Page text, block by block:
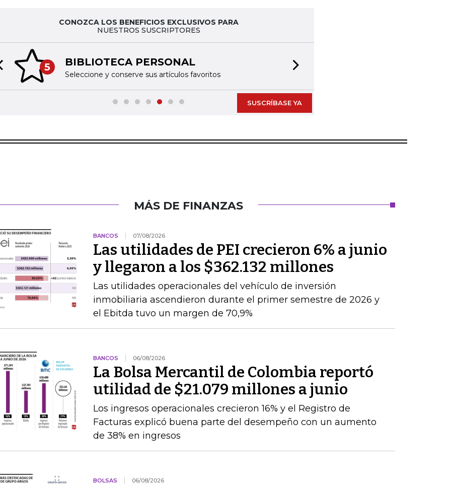
CONOZCA LOS BENEFICIOS EXCLUSIVOS PARA
NUESTROS SUSCRIPTORES
5 BIBLIOTECA PERSONAL
Seleccione y conserve sus artículos favoritos
slide
SUSCRÍBASE YA
MÁS DE FINANZAS
BANCOS 07/08/2026
Las utilidades de PEI crecieron 6% a junio
y llegaron a los $362.132 millones
Las utilidades operacionales del vehículo de inversión
inmobiliaria ascendieron durante el primer semestre de 2026 y
el Ebitda tuvo un margen de 70,9%
BANCOS 06/08/2026
La Bolsa Mercantil de Colombia reportó
utilidad de $21.079 millones a junio
Los ingresos operacionales crecieron 16% y el Registro de
Facturas explicó buena parte del desempeño con un aumento
de 38% en ingresos
BOLSAS 06/08/2026